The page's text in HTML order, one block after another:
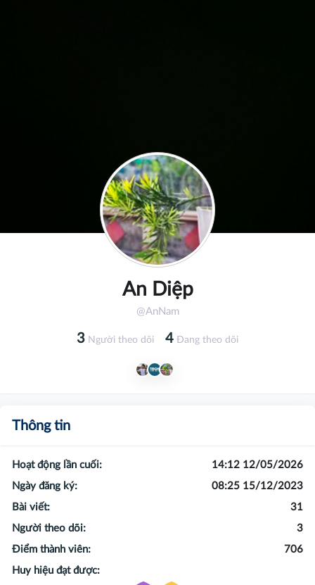
An Diệp
@AnNam
3 Người theo dõi 4 Đang theo dõi
Thông tin
Hoạt động lần cuối:
14:12 12/05/2026
Ngày đăng ký:
08:25 15/12/2023
Bài viết:
31
Người theo dõi:
3
Điểm thành viên:
706
Huy hiệu đạt được: